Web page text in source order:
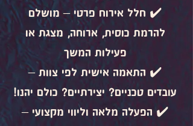
✔️ חלל אירוח פרטי – מושלם
להרמת כוסית, ארוחה, מצגת או
פעילות המשך
✔️ התאמה אישית לפי צוות –
עובדים טכניים? יצירתיים? כולם יהנו!
✔️ הפעלה מלאה וליווי מקצועי –